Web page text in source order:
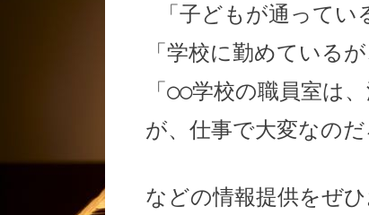
「子どもが通ってい
「学校に勤めている
「○○学校の職員室は
が、仕事で大変なの
などの情報提供をぜ